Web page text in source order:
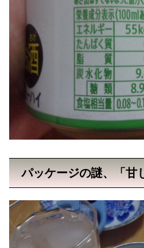
パッケージの謎、「甘